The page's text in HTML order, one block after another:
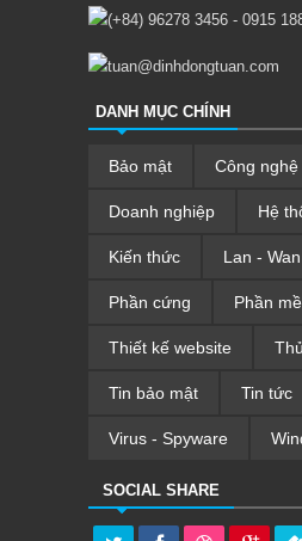
(+84) 96278 3456 - 0915
tuan@dinhdongtuan.com
DANH MỤC CHÍNH
Bảo mật Công
Doanh nghiệp Hệ
Kiến thức Lan - Wan
Phần cứng Phần
Thiết kế website
Tin bảo mật Tin tức
Virus - Spyware
SOCIAL SHARE